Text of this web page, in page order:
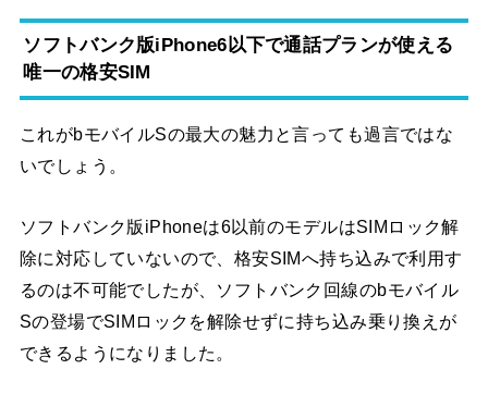
ソフトバンク版iPhone6以下で通話プランが使える
唯一の格安SIM
これがbモバイルSの最大の魅力と言っても過言ではな
いでしょう。
ソフトバンク版iPhoneは6以前のモデルはSIMロック解
除に対応していないので、格安SIMへ持ち込みで利用す
るのは不可能でしたが、ソフトバンク回線のbモバイル
Sの登場でSIMロックを解除せずに持ち込み乗り換えが
できるようになりました。